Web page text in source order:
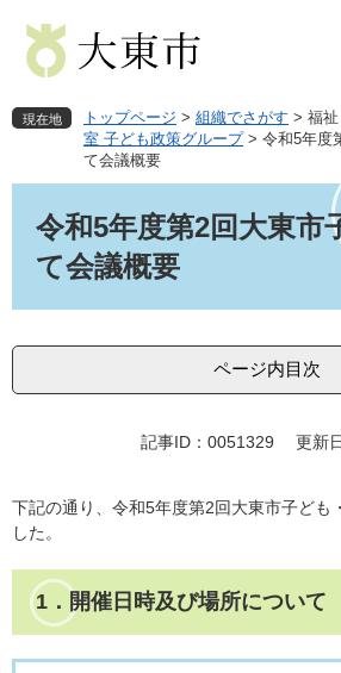
先
す
を
し
現在地 トップページ > 組織でさがす > 福
室 子ども政策グループ > 令和5年度
て会議概要
令和5年度第2回大東市
て会議概要
ページ内目次
記事ID：0051329 更新
下記の通り、令和5年度第2回大東市子ども
した。
1．開催日時及び場所について